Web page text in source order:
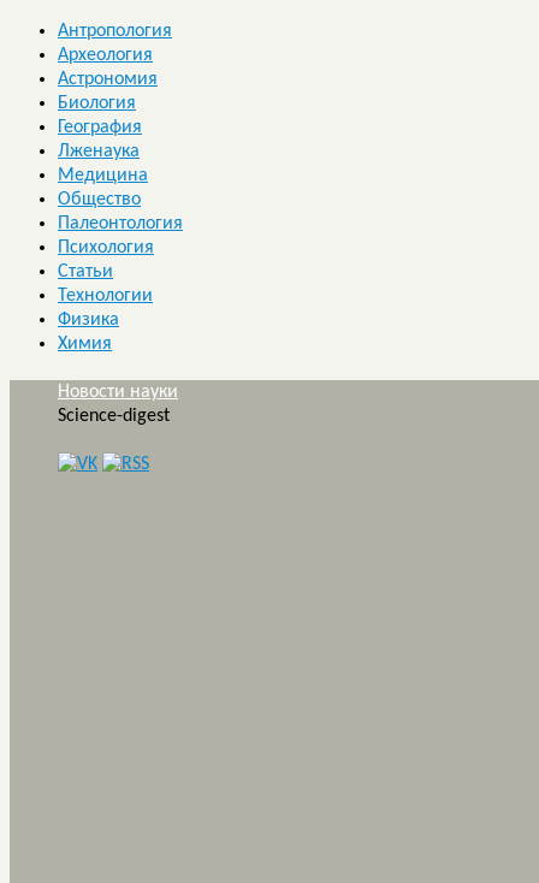
Антропология
Археология
Астрономия
Биология
География
Лженаука
Медицина
Общество
Палеонтология
Психология
Статьи
Технологии
Физика
Химия
Новости науки
Science-digest